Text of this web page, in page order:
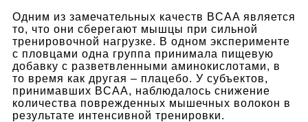
Одним из замечательных качеств BCAA является
то, что они сберегают мышцы при сильной
тренировочной нагрузке. В одном эксперименте
с пловцами одна группа принимала пищевую
добавку с разветвленными аминокислотами, в
то время как другая – плацебо. У субъектов,
принимавших BCAA, наблюдалось снижение
количества поврежденных мышечных волокон в
результате интенсивной тренировки.